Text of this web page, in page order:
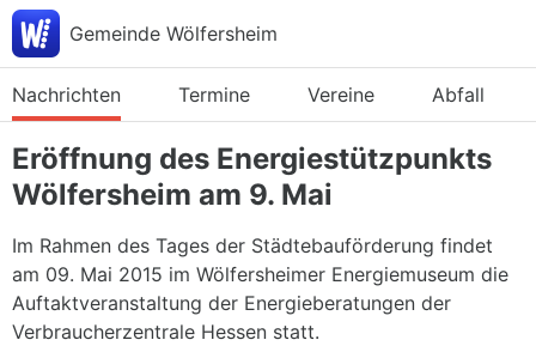
Gemeinde Wölfersheim
Nachrichten Termine Vereine Abfall
Eröffnung des Energiestützpunkts
Wölfersheim am 9. Mai
Im Rahmen des Tages der Städtebauförderung findet
am 09. Mai 2015 im Wölfersheimer Energiemuseum die
Auftaktveranstaltung der Energieberatungen der
Verbraucherzentrale Hessen statt.